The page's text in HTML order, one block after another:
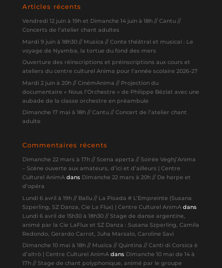
Articles récents
Vendredi 12 juin à 19h et Dimanche 14 juin à 18h // Cantu //
Concerts de l’atelier chant adultes
Mardi 9 juin à 18h30 // Musica // Conte théâtral et musical : Le
voyage de Nyamba, la tortue du fond des mers
Ouverture des réinscriptions et préinscriptions aux cours et
ateliers du centre culturel Anima pour l’année scolaire 2026-27
Mardi 2 juin à 20h // CinémAnima // Projection du
documentaire « Nous l’Orchestre » de Philippe Béziat avec une
aubade de la classe orchestre en préambule
Dimanche 17 mai à 18h // Cantu // Concert de l’atelier chant
adulte
Commentaires récents
Dimanche 22 mars à 17h // Scena aperta // Soirée Veghj’Anima
– Scène ouverte aux amateurs, d’ici et d’ailleurs | Centre
Culturel AnimAdans Dimanche 22 mars à 20h // De harpe et
d’opéra
Lundi 6 avril à 19h // Ballu // La Pisada # L’Empreinte (Susana
Szperling, SZ Danza, Cie La Flux) | Centre Culturel AnimAdans
Lundi 6 avril de 15h30 à 18h30 // Stage de danse argentine,
animé par la Cie LaFlux et SZ Danza : Susana Szperling, Camila
Redondo, Gerardo Carrot, Juha Marsalo, Caroline Savi
Dimanche 10 mai à 18h // Musica // Quintina // Canti di Corsica è
d’altrò | Centre Culturel AnimAdans Dimanche 10 mai de 14 à
17h // Stage de chant polyphonique, animé par le groupe